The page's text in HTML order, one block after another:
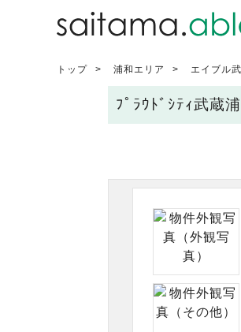
トップ 浦和エリア エイブル
ﾌﾟﾗｳﾄﾞｼﾃｨ武蔵